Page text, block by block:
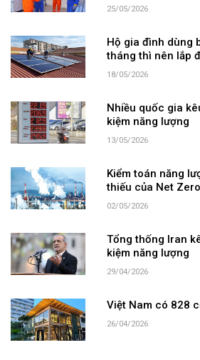
25/05/2026
Hộ gia đình dùng
tháng thì nên lắp
18/05/2026
Nhiều quốc gia
kiệm năng lượng
13/05/2026
Kiểm toán năng
thiếu của Net Zero
02/05/2026
Tổng thống Iran
kiệm năng lượng
29/04/2026
Việt Nam có 828
26/04/2026